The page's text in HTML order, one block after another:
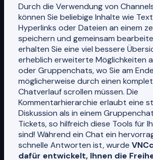
Durch die Verwendung von
können Sie beliebige Inhalte wie
Hyperlinks oder Dateien an einem
speichern und gemeinsam
erhalten Sie eine viel bessere
erheblich erweiterte Möglichkeiten
oder Gruppenchats, wo Sie am Ende
möglicherweise durch einen
Chatverlauf scrollen müssen. Die
Kommentarhierarchie erlaubt eine
Diskussion als in einem
Tickets, so hilfreich diese Tools für
sind! Während ein Chat ein
schnelle Antworten ist, wurde
dafür entwickelt, Ihnen die